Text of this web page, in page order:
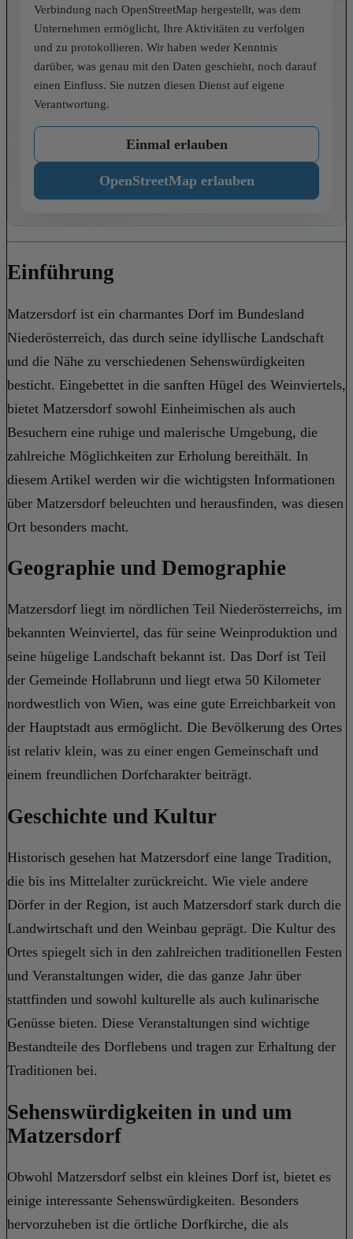
Verbindung nach OpenStreetMap hergestellt, was dem
Unternehmen ermöglicht, Ihre Aktivitäten zu verfolgen
und zu protokollieren. Wir haben weder Kenntnis
darüber, was genau mit den Daten geschieht, noch darauf
einen Einfluss. Sie nutzen diesen Dienst auf eigene
Verantwortung.
Einmal erlauben
OpenStreetMap erlauben
Einführung
Matzersdorf ist ein charmantes Dorf im Bundesland
Niederösterreich, das durch seine idyllische Landschaft
und die Nähe zu verschiedenen Sehenswürdigkeiten
besticht. Eingebettet in die sanften Hügel des Weinviertels,
bietet Matzersdorf sowohl Einheimischen als auch
Besuchern eine ruhige und malerische Umgebung, die
zahlreiche Möglichkeiten zur Erholung bereithält. In
diesem Artikel werden wir die wichtigsten Informationen
über Matzersdorf beleuchten und herausfinden, was diesen
Ort besonders macht.
Geographie und Demographie
Matzersdorf liegt im nördlichen Teil Niederösterreichs, im
bekannten Weinviertel, das für seine Weinproduktion und
seine hügelige Landschaft bekannt ist. Das Dorf ist Teil
der Gemeinde Hollabrunn und liegt etwa 50 Kilometer
nordwestlich von Wien, was eine gute Erreichbarkeit von
der Hauptstadt aus ermöglicht. Die Bevölkerung des Ortes
ist relativ klein, was zu einer engen Gemeinschaft und
einem freundlichen Dorfcharakter beiträgt.
Geschichte und Kultur
Historisch gesehen hat Matzersdorf eine lange Tradition,
die bis ins Mittelalter zurückreicht. Wie viele andere
Dörfer in der Region, ist auch Matzersdorf stark durch die
Landwirtschaft und den Weinbau geprägt. Die Kultur des
Ortes spiegelt sich in den zahlreichen traditionellen Festen
und Veranstaltungen wider, die das ganze Jahr über
stattfinden und sowohl kulturelle als auch kulinarische
Genüsse bieten. Diese Veranstaltungen sind wichtige
Bestandteile des Dorflebens und tragen zur Erhaltung der
Traditionen bei.
Sehenswürdigkeiten in und um
Matzersdorf
Obwohl Matzersdorf selbst ein kleines Dorf ist, bietet es
einige interessante Sehenswürdigkeiten. Besonders
hervorzuheben ist die örtliche Dorfkirche, die als